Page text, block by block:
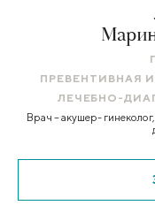
ПРЕВЕНТИВНАЯ
ЛЕЧЕБНО-
Врач – акушер-